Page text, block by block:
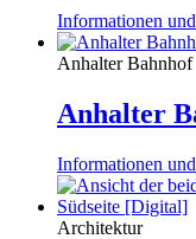
Informationen
Anhalter Bahnhof
Anhalter
Informationen
Architektur